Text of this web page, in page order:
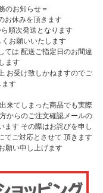
のお知らせ＝
お休みを頂きます
順次発送となります
お願いいたします
ては 配送ご指定日のお間違
ます
お受け致しかねますのでご
ます
来てしまった商品でも実際
からのご注文確認メールの
ます その際はお詫びを申し
てご対応とさせて 頂きます
願い申し上げます